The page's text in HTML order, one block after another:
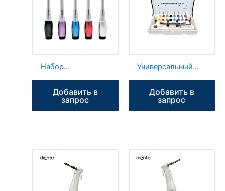
Набор
ключей для
зубных
имплантатов NC7
Добавить в
запрос
Универсальный
NC2, инструменты
для зубных
имплантатов
Добавить в
запрос